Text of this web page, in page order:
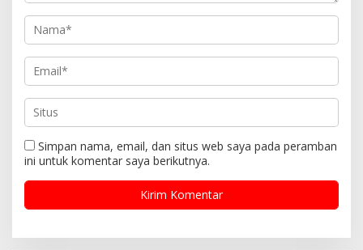
Simpan nama, email, dan situs web saya pada peramban
ini untuk komentar saya berikutnya.